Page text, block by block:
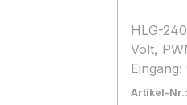
HLG-240H-48B
Volt,
Eingang:
Artikel-Nr.: